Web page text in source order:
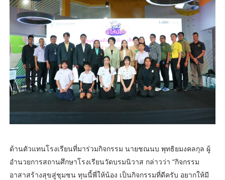
ด้านตัวแทนโรงเรียนที่มาร่วมกิจกรรม นายชณนบ พุทธิยมงคลกุล ผู้
อำนวยการสถานศึกษาโรงเรียนวัดบรมนิวาส กล่าวว่า “กิจกรรม
อาสาสร้างสุขสู่ชุมชน ทุนนี้พี่ให้น้อง เป็นกิจกรรมที่ดีครับ อยากให้มี